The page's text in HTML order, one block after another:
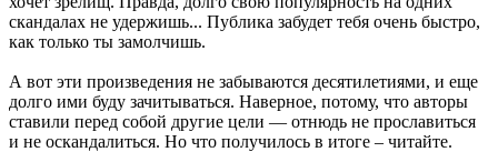
скандалах не удержишь... Публика забудет тебя очень быстро,
как только ты замолчишь.
А вот эти произведения не забываются десятилетиями, и еще
долго ими буду зачитываться. Наверное, потому, что авторы
ставили перед собой другие цели — отнюдь не прославиться
и не оскандалиться. Но что получилось в итоге – читайте.